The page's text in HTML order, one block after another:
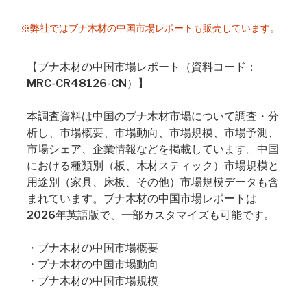
※弊社ではブナ木材の中国市場レポートも販売しています。
【ブナ木材の中国市場レポート（資料コード：
MRC-CR48126-CN）】
本調査資料は中国のブナ木材市場について調査・分
析し、市場概要、市場動向、市場規模、市場予測、
市場シェア、企業情報などを掲載しています。中国
における種類別（板、木材スティック）市場規模と
用途別（家具、床板、その他）市場規模データも含
まれています。ブナ木材の中国市場レポートは
2026年英語版で、一部カスタマイズも可能です。
・ブナ木材の中国市場概要
・ブナ木材の中国市場動向
・ブナ木材の中国市場規模